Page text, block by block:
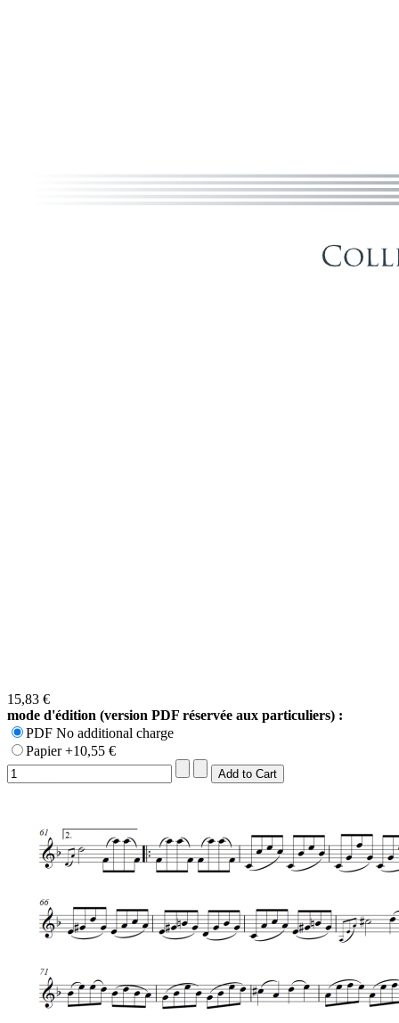
15,83 €
mode d'édition (version PDF réservée aux particuliers) :
PDF No additional charge
Papier +10,55 €